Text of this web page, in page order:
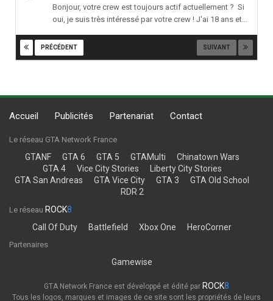
Bonjour, votre crew est toujours actif actuellement ? Si
oui, je suis très intéressé par votre crew ! J'ai 18 ans et...
PRÉCÉDENT SUIVANT
Accueil Publicités Partenariat Contact
Le réseau GTA Network France
GTANF GTA 6 GTA 5 GTAMulti
Chinatown Wars
GTA 4
Vice City Stories
Liberty City Stories
GTA San Andreas
GTA Vice City GTA 3
GTA Old School
RDR 2
Le réseau ROCK8
Call Of Duty
Battlefield Xbox One HeroCorner
Partenaires
Gamewise
GTA Network France est développé et édité par ROCK8
Tous les logos, marques et images de ce site sont les propriétés de leurs